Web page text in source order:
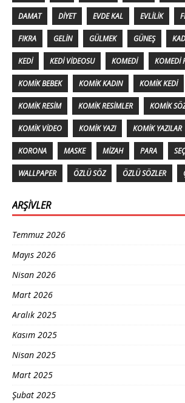
DAMAT DIYET EVDE KAL EVLILIK
FIKRA GELIN GÜLMEK GÜNEŞ
KEDI KEDI VIDEOSU KOMEDI KOMEDI
KOMIK BEBEK KOMIK KADIN KOMIK KEDI
KOMIK RESIM KOMIK RESIMLER KOMIK
KOMIK VIDEO KOMIK YAZI KOMIK YAZILAR
KORONA MASKE MIZAH PARA
WALLPAPER ÖZLÜ SÖZ ÖZLÜ SÖZLER
ARŞIVLER
Temmuz 2026
Mayıs 2026
Nisan 2026
Mart 2026
Aralık 2025
Kasım 2025
Nisan 2025
Mart 2025
Şubat 2025